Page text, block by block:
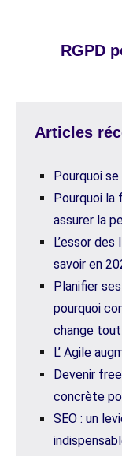
RGPD
Articles
Pourquoi
Pourquoi la
assurer la
L’essor
savoir en
Planifier
pourquoi
change
L’ Agile
Devenir
concrète
SEO : un